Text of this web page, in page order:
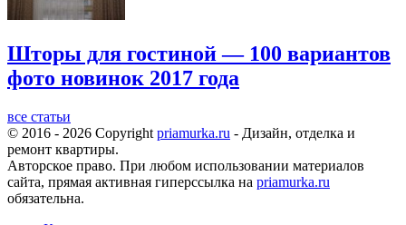
Шторы для гостиной — 100 вариантов
фото новинок 2017 года
все статьи
© 2016 - 2026 Copyright priamurka.ru - Дизайн, отделка и
ремонт квартиры.
Авторское право. При любом использовании материалов
сайта, прямая активная гиперссылка на priamurka.ru
обязательна.